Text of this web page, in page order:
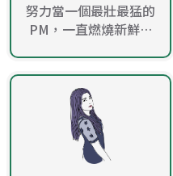
努力當一個最壯最猛的
PM，一直燃燒新鮮的